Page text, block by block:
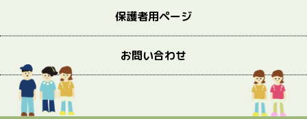
保護者用ページ
お問い合わせ